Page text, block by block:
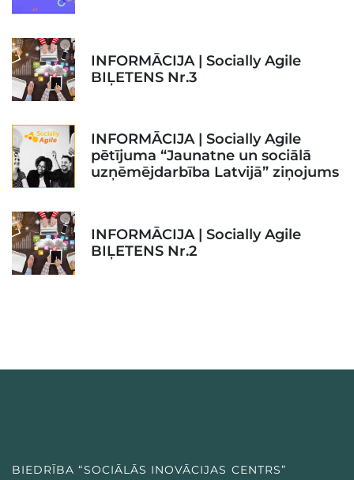
INFORMĀCIJA | Socially Agile
BIĻETENS Nr.3
INFORMĀCIJA | Socially Agile
pētījuma “Jaunatne un sociālā
uzņēmējdarbība Latvijā” ziņojums
INFORMĀCIJA | Socially Agile
BIĻETENS Nr.2
BIEDRĪBA “SOCIĀLĀS INOVĀCIJAS CENTRS”